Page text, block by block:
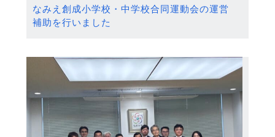
なみえ創成小学校・中学校合同運動会の運営
補助を行いました